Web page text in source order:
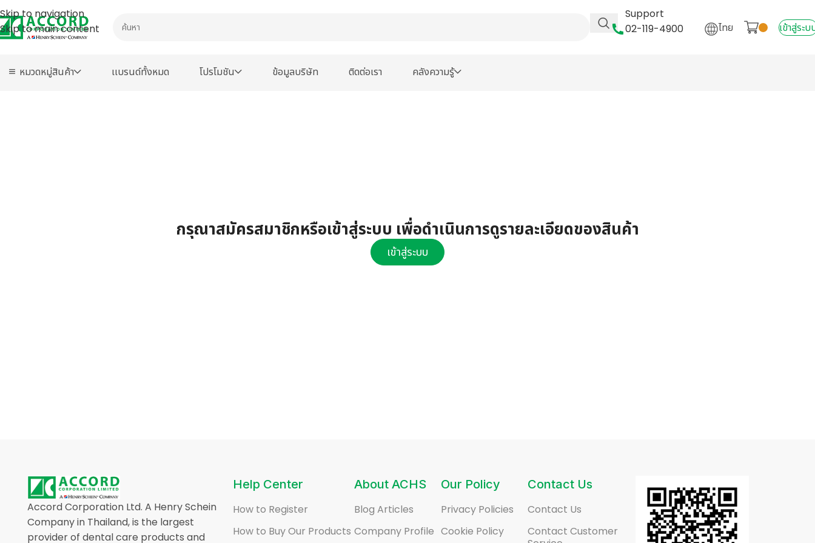
Skip to navigation
Skip to main content
Support
02-119-4900
ไทย เข้าสู่ระบ
หมวดหมู่สินค้า เเบรนด์ทั้งหมด โปรโมชัน ข้อมูลบริษัท ติดต่อเรา คลังความรู้
กรุณาสมัครสมาชิกหรือเข้าสู่ระบบ เพื่อดำเนินการดูรายละเอียดของสินค้า
เข้าสู่ระบบ
Accord Corporation Ltd. A Henry Schein
Company in Thailand, is the largest
provider of dental care products and
Help Center
How to Register
How to Buy Our Products
About ACHS
Blog Articles
Company Profile
Our Policy
Privacy Policies
Cookie Policy
Contact Us
Contact Us
Contact Customer